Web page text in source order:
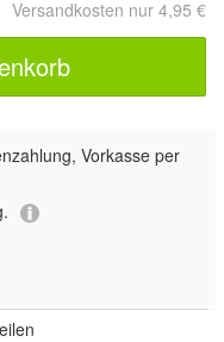
Versandkosten nur 4,95 €
Vorkasse per